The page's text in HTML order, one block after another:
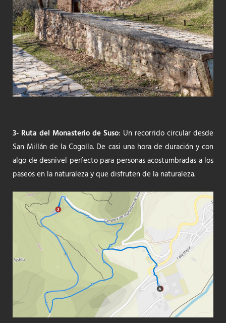
3- Ruta del Monasterio de Suso: Un recorrido circular desde
San Millán de la Cogolla. De casi una hora de duración y con
algo de desnivel perfecto para personas acostumbradas a los
paseos en la naturaleza y que disfruten de la naturaleza.